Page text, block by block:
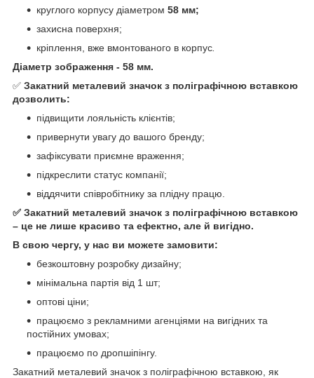
круглого корпусу діаметром 58 мм;
захисна поверхня;
кріплення, вже вмонтованого в корпус
Діаметр зображення - 58 мм.
✅ Закатний металевий значок з поліграфічною вставкою
дозволить:
підвищити лояльність клієнтів;
привернути увагу до вашого бренду;
зафіксувати приємне враження;
підкреслити статус компанії;
віддячити співробітнику за плідну працю.⠀
✅ Закатний металевий значок з поліграфічною вставкою
– це не лише красиво та ефектно, але й вигідно.
В свою чергу, у нас ви можете замовити:
безкоштовну розробку дизайну;
мінімальна партія від 1 шт;⠀
оптові ціни;
працюємо з рекламними агенціями на вигідних та
постійних умовах;
працюємо по дропшіпінгу.
Закатний металевий значок з поліграфічною вставкою, як